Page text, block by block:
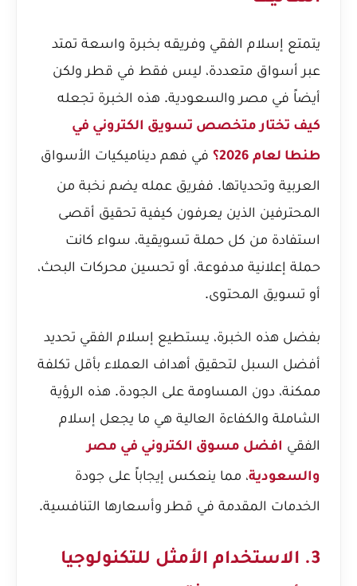
يتمتع إسلام الفقي وفريقه بخبرة واسعة تمتد
عبر أسواق متعددة، ليس فقط في قطر ولكن
أيضاً في مصر والسعودية. هذه الخبرة تجعله
كيف تختار متخصص تسويق الكتروني في
طنطا لعام 2026؟
في فهم ديناميكيات الأسواق
العربية وتحدياتها. ففريق عمله يضم نخبة من
المحترفين الذين يعرفون كيفية تحقيق أقصى
استفادة من كل حملة تسويقية، سواء كانت
حملة إعلانية مدفوعة، أو تحسين محركات البحث،
أو تسويق المحتوى.
بفضل هذه الخبرة، يستطيع إسلام الفقي تحديد
أفضل السبل لتحقيق أهداف العملاء بأقل تكلفة
ممكنة، دون المساومة على الجودة. هذه الرؤية
الشاملة والكفاءة العالية هي ما يجعل إسلام
الفقي افضل مسوق الكتروني في مصر
والسعودية، مما ينعكس إيجاباً على جودة
الخدمات المقدمة في قطر وأسعارها التنافسية.
3. الاستخدام الأمثل للتكنولوجيا